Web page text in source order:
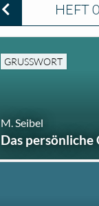
HEFT
GRUSSWORT
M. Seibel
Das